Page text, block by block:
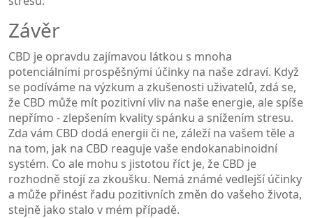
Závěr
CBD je opravdu zajímavou látkou s mnoha
potenciálními prospěšnými účinky na naše zdraví. Když
se podíváme na výzkum a zkušenosti uživatelů, zdá se,
že CBD může mít pozitivní vliv na naše energie, ale spíše
nepřímo - zlepšením kvality spánku a snížením stresu.
Zda vám CBD dodá energii či ne, záleží na vašem těle a
na tom, jak na CBD reaguje vaše endokanabinoidní
systém. Co ale mohu s jistotou říct je, že CBD je
rozhodně stojí za zkoušku. Nemá známé vedlejší účinky
a může přinést řadu pozitivních změn do vašeho života,
stejně jako stalo v mém případě.